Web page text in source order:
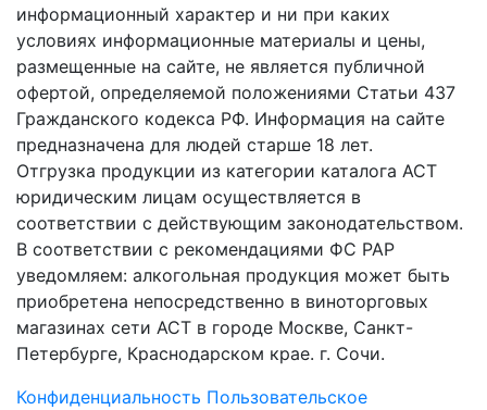
информационный характер и ни при каких
условиях информационные материалы и цены,
размещенные на сайте, не является публичной
офертой, определяемой положениями Статьи 437
Гражданского кодекса РФ. Информация на сайте
предназначена для людей старше 18 лет.
Отгрузка продукции из категории каталога АСТ
юридическим лицам осуществляется в
соответствии с действующим законодательством.
В соответствии с рекомендациями ФС РАР
уведомляем: алкогольная продукция может быть
приобретена непосредственно в виноторговых
магазинах сети АСТ в городе Москве, Санкт-
Петербурге, Краснодарском крае. г. Сочи.
Конфиденциальность Пользовательское